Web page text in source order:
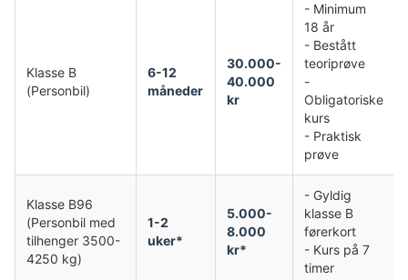
Klasse B
(Personbil)
6-12
måneder
30.000-
40.000
kr
- Minimum
18 år
- Bestått
teoriprøve
-
Obligatoriske
kurs
- Praktisk
prøve
Klasse B96
(Personbil med
tilhenger 3500-
4250 kg)
1-2
uker*
5.000-
8.000
kr*
- Gyldig
klasse B
førerkort
- Kurs på 7
timer